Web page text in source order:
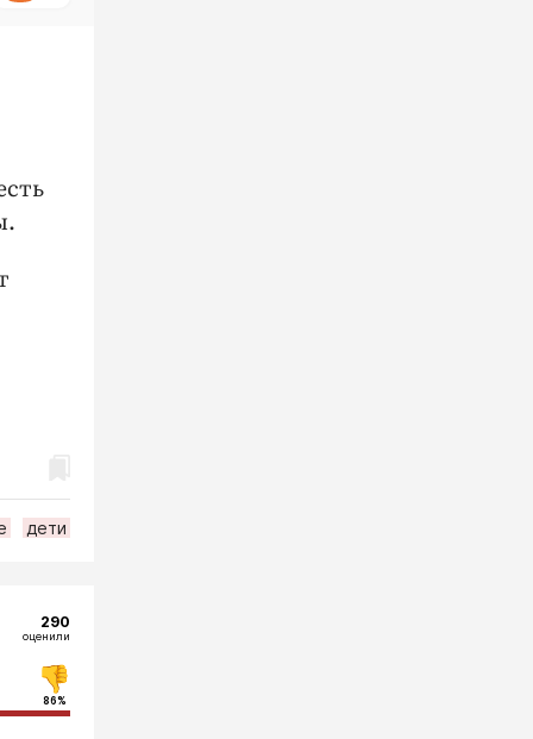
дети
290
оценили
86%